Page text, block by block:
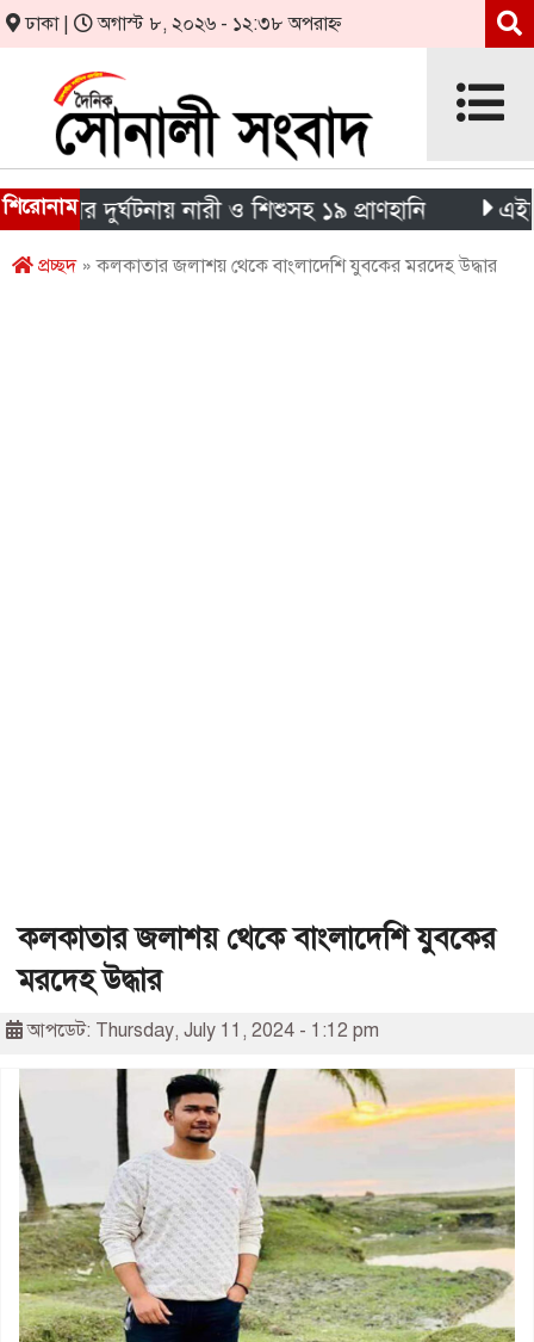
ঢাকা | অগাস্ট ৮, ২০২৬ - ১২:৩৮ অপরাহ্ন
শিরোনাম
দুর্ঘটনায় নারী ও শিশুসহ ১৯ প্রাণহানি এইচএসসি
প্রচ্ছদ» কলকাতার জলাশয় থেকে বাংলাদেশি যুবকের মরদেহ উদ্ধার
কলকাতার জলাশয় থেকে বাংলাদেশি যুবকের
মরদেহ উদ্ধার
আপডেট: Thursday, July 11, 2024 - 1:12 pm